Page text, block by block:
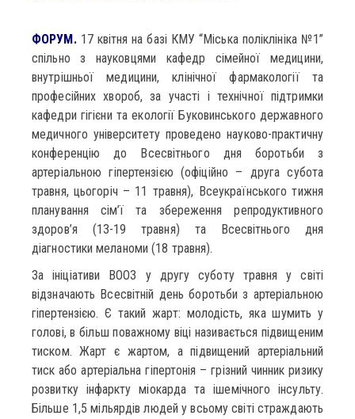
ФОРУМ.17 квітня на базі КМУ “Міська поліклініка №1”
спільно з науковцями кафедр сімейної медицини,
внутрішньої медицини, клінічної фармакології та
професійних хвороб, за участі і технічної підтримки
кафедри гігієни та екології Буковинського державного
медичного університету проведено науково-практичну
конференцію до Всесвітнього дня боротьби з
артеріальною гіпертензією (офіційно – друга субота
травня, цьогоріч – 11 травня), Всеукраїнського тижня
планування сім’ї та збереження репродуктивного
здоров’я (13-19 травня) та Всесвітнього дня
діагностики меланоми (18 травня).
За ініціативи ВООЗ у другу суботу травня у світі
відзначають Всесвітній день боротьби з артеріальною
гіпертензією. Є такий жарт: молодість, яка шумить у
голові, в більш поважному віці називається підвищеним
тиском. Жарт є жартом, а підвищений артеріальний
тиск або артеріальна гіпертонія – грізний чинник ризику
розвитку інфаркту міокарда та ішемічного інсульту.
Більше 1,5 мільярдів людей у всьому світі страждають